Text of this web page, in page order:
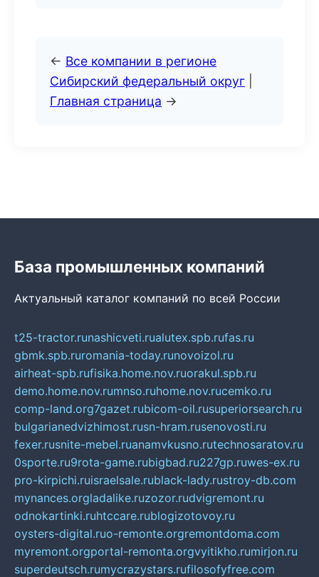
← Все компании в регионе
Сибирский федеральный округ
Главная страница →
База промышленных компаний
Актуальный каталог компаний по всей России
t25-tractor.runashicveti.rualutex.spb.rufas.ru
gbmk.spb.ruromania-today.runovoizol.ru
airheat-spb.rufisika.home.nov.ruorakul.spb.ru
demo.home.nov.rumnso.ruhome.nov.rucemko.ru
comp-land.org7gazet.rubicom-oil.rusuperiorsearch.ru
bulgarianedvizhimost.rusn-hram.rusenovosti.ru
fexer.rusnite-mebel.ruanamvkusno.rutechnosaratov.ru
0sporte.ru9rota-game.rubigbad.ru227gp.ruwes-ex.ru
pro-kirpichi.ruisraelsale.rublack-lady.rustroy-db.com
mynances.orgladalike.ruzozor.rudvigremont.ru
odnokartinki.ruhtccare.rublogizotovoy.ru
oysters-digital.ruo-remonte.orgremontdoma.com
myremont.orgportal-remonta.orgvyitikho.rumirjon.ru
superdeutsch.rumycrazystars.rufilosofyfree.com